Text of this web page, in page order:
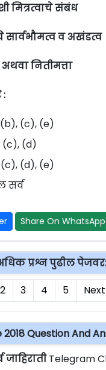
मित्रत्वाचे संबंध
सार्वभौमत्व व अखंडत्व
नितीमत्ता
:
(c), (e)
(c), (d)
(d), (e)
सर्व
Share On WhatsApp
प्रश्न पुढील पेजवर:
2 3 4 5 Next
2018 Question And
जाहिरातीTelegram